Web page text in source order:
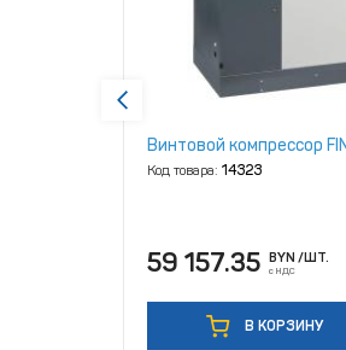
Винтовой компрессор
Код товара: 14323
59 157.35 BYN /ШТ.
с НДС
В КОРЗИНУ